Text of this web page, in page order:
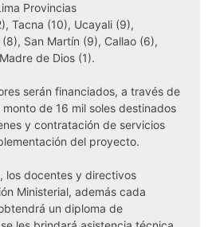
Provincias
Tacna (10), Ucayali (9),
San Martín (9), Callao (6),
de Dios (1).
serán financiados, a través de
de 16 mil soles destinados
y contratación de servicios
del proyecto.
los docentes y directivos
Ministerial, además cada
un diploma de